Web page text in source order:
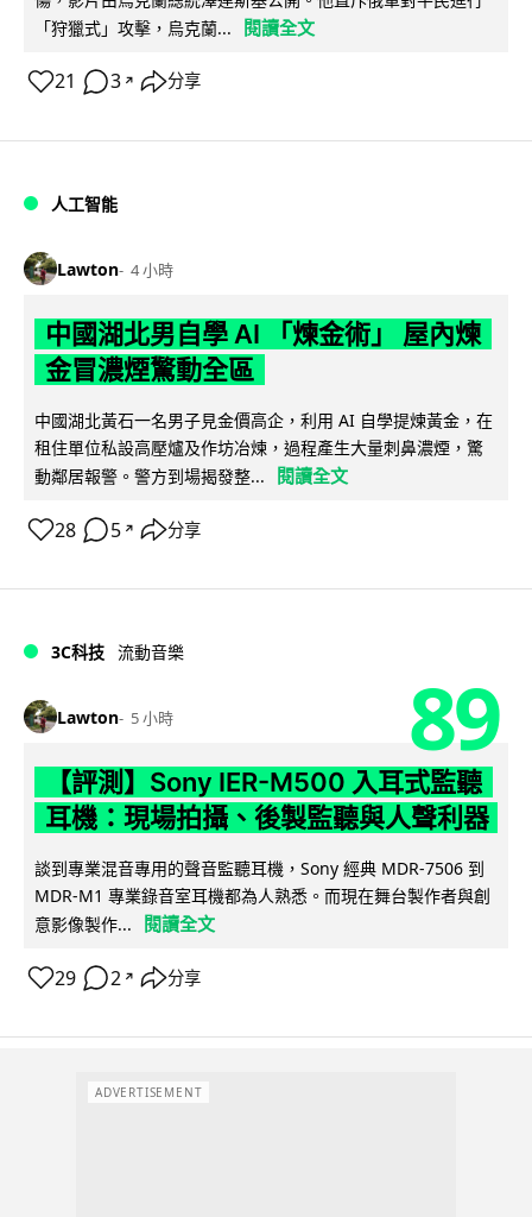
「狩獵式」攻擊，烏克蘭...
閱讀全文
21 3 ↗ 分享
人工智能
Lawton 4 小時
中國湖北男自學 AI 「煉金術」 屋內煉
金冒濃煙驚動全區
中國湖北黃石一名男子見金價高企，利用 AI 自學提煉黃金，在
租住單位私設高壓爐及作坊冶煉，過程產生大量刺鼻濃煙，驚
動鄰居報警。警方到場揭發整...
閱讀全文
28 5 ↗ 分享
3C科技 流動音樂
Lawton 5 小時 89
【評測】Sony IER-M500 入耳式監聽
耳機：現場拍攝、後製監聽與人聲利器
談到專業混音專用的聲音監聽耳機，Sony 經典 MDR-7506 到
MDR-M1 專業錄音室耳機都為人熟悉。而現在舞台製作者與創
意影像製作...
閱讀全文
29 2 ↗ 分享
ADVERTISEMENT